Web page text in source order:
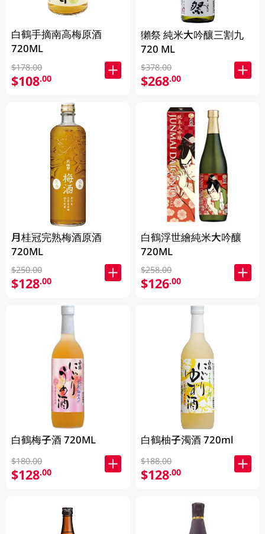
白鶴手摘南高梅原酒
720ML
$178.00
$108.00
月桂冠完熟梅酒原酒
720ML
$250.00
$128.00
白鶴梅子酒 720ML
$180.00
$128.00
獺祭 純米大吟釀三割九
720 ML
$378.00
$268.00
白鶴浮世繪純米大吟釀
720ML
$258.00
$126.00
白鶴柚子濁酒 720ml
$188.00
$128.00